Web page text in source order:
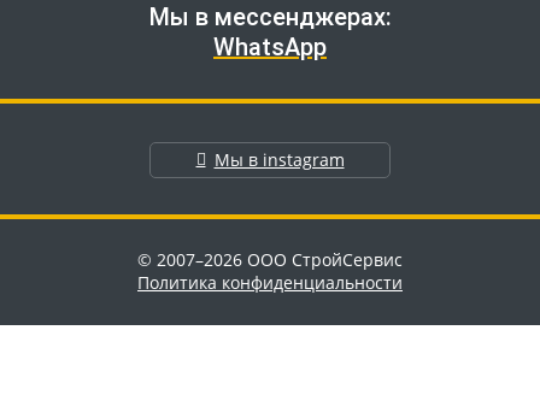
Мы в мессенджерах:
WhatsApp
Мы в instagram
© 2007–2026 ООО СтройСервис
Политика конфиденциальности